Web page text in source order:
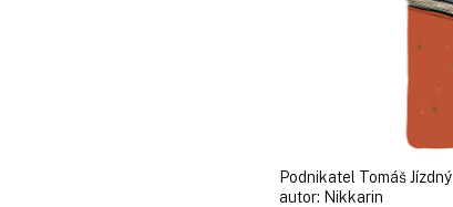
Podnikatel Tomáš Jízdný
autor: Nikkarin